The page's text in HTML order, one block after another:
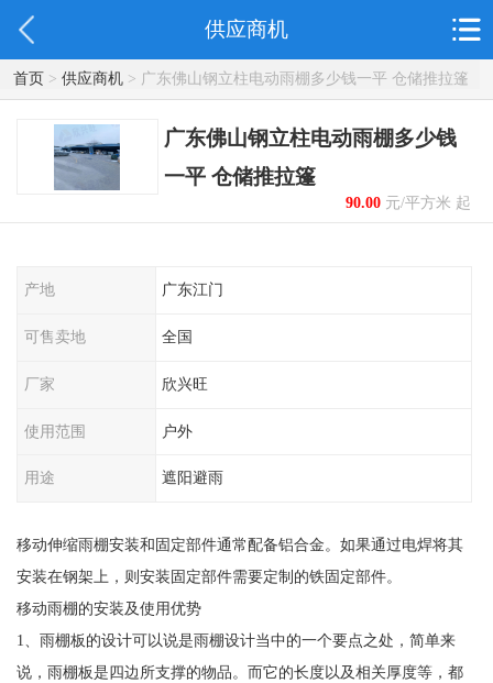
供应商机
首页> 供应商机> 广东佛山钢立柱电动雨棚多少钱一平 仓储推拉篷
广东佛山钢立柱电动雨棚多少钱
一平 仓储推拉篷
90.00元/平方米 起
产地 广东江门
可售卖地 全国
厂家 欣兴旺
使用范围 户外
用途 遮阳避雨
移动伸缩雨棚安装和固定部件通常配备铝合金。如果通过电焊将其
安装在钢架上，则安装固定部件需要定制的铁固定部件。
移动雨棚的安装及使用优势
1、雨棚板的设计可以说是雨棚设计当中的一个要点之处，简单来
说，雨棚板是四边所支撑的物品。而它的长度以及相关厚度等，都